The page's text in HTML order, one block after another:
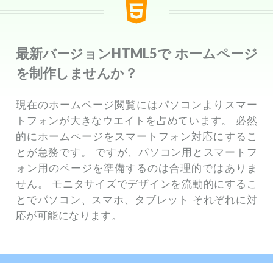
最新バージョン HTML5でホームページ
を制作しませんか？
現在のホームページ閲覧にはパソコンよりスマー
トフォンが大きなウエイトを占めています。
必然
的にホームページをスマートフォン対応にするこ
とが急務です。
ですが、パソコン用とスマートフ
ォン用のページを準備するのは合理的ではありま
せん。
モニタサイズでデザインを流動的にするこ
とでパソコン、スマホ、タブレット それぞれに対
応が可能になります。